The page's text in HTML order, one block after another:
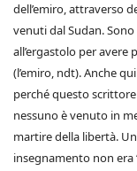
dell’emiro, attraverso
venuti dal Sudan.
all’ergastolo per
(l’emiro, ndt). Anche
perché questo
nessuno è venuto in
martire della libertà.
insegnamento non era